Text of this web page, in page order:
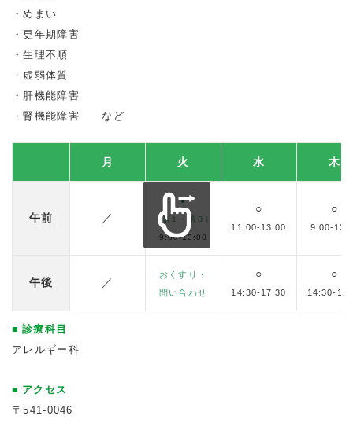
めまい
更年期障害
生理不順
虚弱体質
肝機能障害
腎機能障害 など
月 火 水 木
午前 ／
●
（第１・第３）
9:00-13:00
○
11:00-13:00
○
9:00-
午後 ／
おくすり・
問い合わせ
○
14:30-17:30
○
14:30-
診療科目
アレルギー科
アクセス
〒541-0046